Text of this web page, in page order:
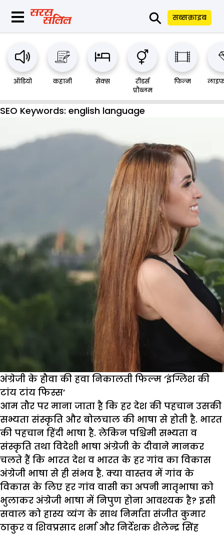
⚲ सब्सक्राइब
ऑडियो कहानी सेक्स
रीडर्स
प्रौब्लम
फिल्म
SEO Keywords: english language
अंग्रेजी के हौवा की हवा निकालती फिल्म ‘इंग्लिश की
टांय टांय फिस्स’
आम तौर पर माना जाता है कि हर देश की पहचान उसकी
सभ्यता संस्कृति और बोलचाल की भाषा से होती है. भारत
की पहचान हिंदी भाषा है. लेकिन पश्चिमी सभ्यता व
संस्कृति तथा विदेशी भाषा अंग्रेजी के दीवाने मानकर
चलते हैं कि भारत देश व भारत के हर गांव का विकास
अंग्रेजी भाषा से ही संभव है. क्या वास्तव में गांव के
विकास के लिए हर गांव वासी का अपनी मातृभाषा को
भुलाकर अंग्रेजी भाषा में निपुण होना आवश्यक है? इसी
सवाल को हास्य व्यंग के साथ निर्माता संजीत कुमार
ठाकुर व शिवप्रसाद शर्मा और निर्देशक शैलेन्द्र सिंह